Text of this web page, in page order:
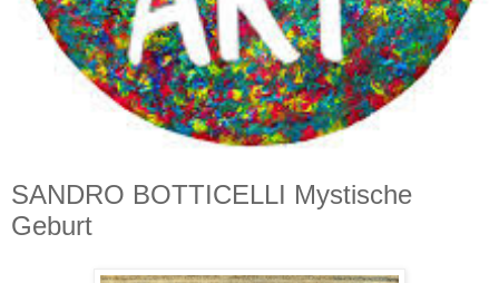
SANDRO BOTTICELLI Mystische
Geburt